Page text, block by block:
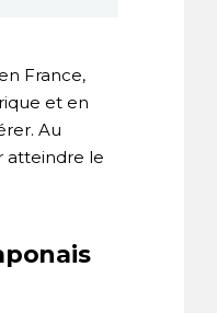
France,
et en
Au
atteindre le